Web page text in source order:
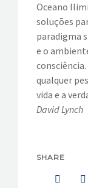
Oceano
soluções
paradigma
e o
qualquer
vida e a
David Lynch
SHARE